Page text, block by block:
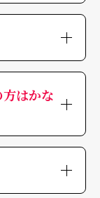
はかな